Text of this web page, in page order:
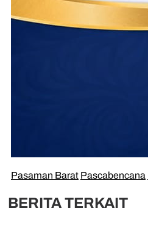
Pasaman Barat Pascabencana
BERITA TERKAIT